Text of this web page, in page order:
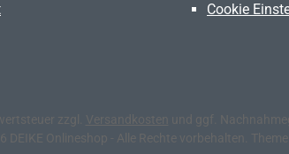
Cookie
zzgl. Versandkosten und ggf.
DEIKE Onlineshop - Alle Rechte vorbehalten.